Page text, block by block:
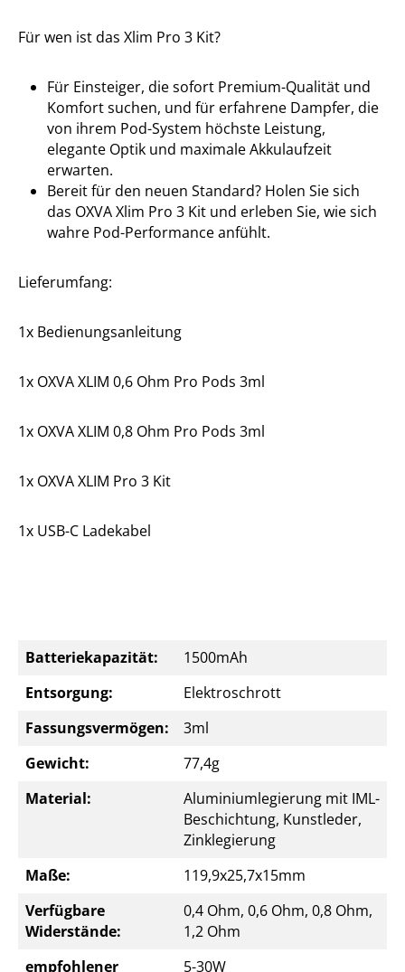
Für wen ist das Xlim Pro 3 Kit?
Für Einsteiger, die sofort Premium-Qualität und
Komfort suchen, und für erfahrene Dampfer, die
von ihrem Pod-System höchste Leistung,
elegante Optik und maximale Akkulaufzeit
erwarten.
Bereit für den neuen Standard? Holen Sie sich
das OXVA Xlim Pro 3 Kit und erleben Sie, wie sich
wahre Pod-Performance anfühlt.
Lieferumfang:
1x Bedienungsanleitung
1x OXVA XLIM 0,6 Ohm Pro Pods 3ml
1x OXVA XLIM 0,8 Ohm Pro Pods 3ml
1x OXVA XLIM Pro 3 Kit
1x USB-C Ladekabel
Batteriekapazität:
1500mAh
Entsorgung:
Elektroschrott
Fassungsvermögen:
3ml
Gewicht:
77,4g
Material:
Aluminiumlegierung mit IML-
Beschichtung, Kunstleder,
Zinklegierung
Maße:
119,9x25,7x15mm
Verfügbare
Widerstände:
0,4 Ohm, 0,6 Ohm, 0,8 Ohm,
1,2 Ohm
empfohlener
5-30W